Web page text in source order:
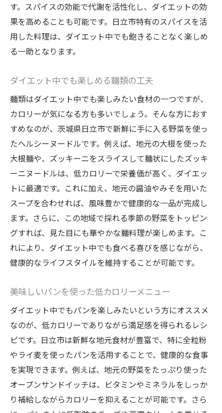
す。スパイスの効能で代謝を活性化し、ダイエットの効
果を高めることも可能です。日立市特有のスパイスを活
用した料理は、ダイエット中でも飽きることなく楽しめ
る一助となります。
ダイエット中でも楽しめる麺類の工夫
麺類はダイエット中でも楽しみたい食材の一つですが、
カロリーが気になる方も多いでしょう。そんな方におす
すめなのが、茨城県日立市で新鮮に手に入る野菜を使っ
たヘルシーヌードルです。例えば、地元の大根を使った
大根麺や、ズッキーニをスライスして麺状にしたズッキ
ーニヌードルは、低カロリーで栄養価が高く、ダイエッ
トに最適です。これに加え、地元の醤油やみそを用いた
スープを合わせれば、風味豊かで健康的な一品が完成し
ます。さらに、この地域で採れる季節の野菜をトッピン
グすれば、見た目にも華やかな麺料理が楽しめます。こ
れにより、ダイエット中でも食べる喜びを感じながら、
健康的なライフスタイルを維持することが可能です。
美味しいパンを使った低カロリーメニュー
ダイエット中でもパンを楽しみたいという方にオススメ
なのが、低カロリーでありながら満足感を得られるレシ
ピです。日立市は新鮮な地元食材が豊富で、特に全粒粉
やライ麦を使ったパンを活用することで、健康的な食事
を実現できます。例えば、地元の野菜をたっぷり使った
オープンサンドイッチは、ビタミンやミネラルをしっか
り補給しながらカロリーを抑えることが可能です。さら